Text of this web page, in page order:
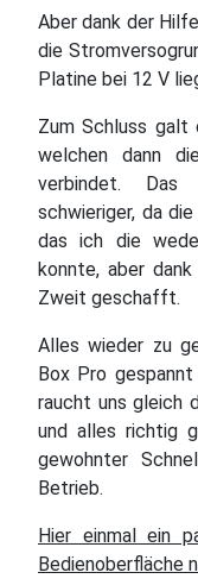
Aber dank der
die
Platine bei 12 V
Zum Schluss galt
welchen dann
verbindet.
schwieriger, da
das ich die
konnte, aber
Zweit geschafft.
Alles wieder zu
Box Pro
raucht uns gleich
und alles richtig
gewohnter
Betrieb.
Hier einmal ein
Bedienoberfläche